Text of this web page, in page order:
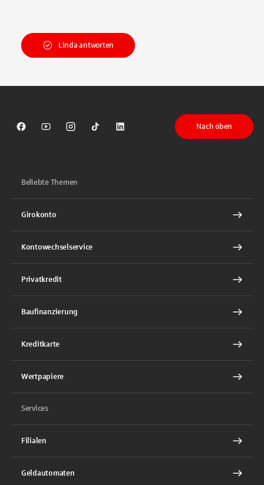
Linda antworten
Sparkasse auf Facebook
Sparkasse auf Youtube
Sparkasse auf Instagram
Sparkasse auf TikTok
Sparkasse auf LinkedIn
Nach oben
Beliebte Themen
Girokonto
Kontowechselservice
Privatkredit
Baufinanzierung
Kreditkarte
Wertpapiere
Services
Filialen
Geldautomaten